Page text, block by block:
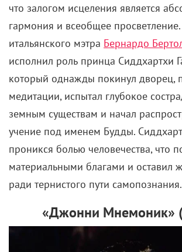
что залогом исцеления является
гармония и всеобщее
итальянского мэтра Бернардо
исполнил роль принца Сиддхартхи
который однажды покинул дворец,
медитации, испытал глубокое
земным существам и начал
учение под именем Будды.
проникся болью человечества, что
материальными благами и оставил
ради тернистого пути самопознания.
«Джонни Мнемоник»